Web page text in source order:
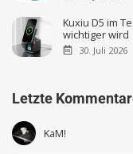
Kuxiu D5 im
wichtiger wird
30. Juli 2026
Letzte
KaM!